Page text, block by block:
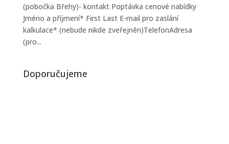
(pobočka Břehy)- kontakt Poptávka cenové nabídky
Jméno a příjmení* First Last E-mail pro zaslání
kalkulace* (nebude nikde zveřejněn)TelefonAdresa
(pro...
Doporučujeme